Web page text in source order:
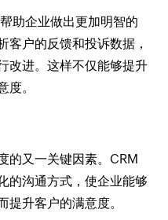
助企业做出更加明智的
客户的反馈和投诉数据，
改进。这样不仅能够提升
度。
的又一关键因素。CRM
的沟通方式，使企业能够
提升客户的满意度。